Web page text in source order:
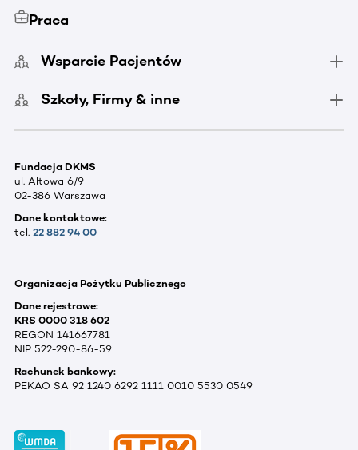
Praca
Wsparcie Pacjentów
Szkoły, Firmy & inne
Fundacja DKMS
ul. Altowa 6/9
02-386 Warszawa
Dane kontaktowe:
tel. 22 882 94 00
Organizacja Pożytku Publicznego
Dane rejestrowe:
KRS 0000 318 602
REGON 141667781
NIP 522-290-86-59
Rachunek bankowy:
PEKAO SA 92 1240 6292 1111 0010 5530 0549